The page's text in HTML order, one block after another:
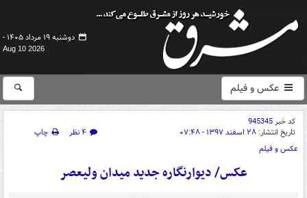
دوشنبه ۱۹ مرداد ۱۴۰۵ -
Aug 10 2026
عکس و فیلم
کد خبر945345
تاریخ انتشار: ۲۸ اسفند ۱۳۹۷ - ۰۷:۴۸ ۴ نظر
چاپ
عکس و فیلم
عکس/ دیوارنگاره جدید میدان ولیعصر